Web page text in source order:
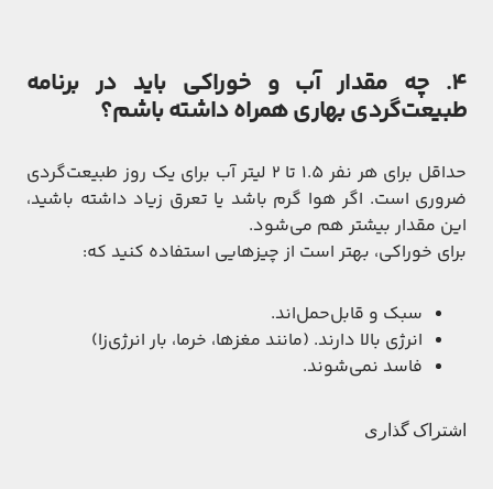
4. چه مقدار آب و خوراکی باید در برنامه
طبیعت‌گردی بهاری همراه داشته باشم؟
حداقل برای هر نفر 1.5 تا 2 لیتر آب برای یک روز طبیعت‌گردی
ضروری است. اگر هوا گرم باشد یا تعرق زیاد داشته باشید،
این مقدار بیشتر هم می‌شود.
برای خوراکی، بهتر است از چیزهایی استفاده کنید که:
سبک و قابل‌حمل‌اند.
انرژی بالا دارند. (مانند مغزها، خرما، بار انرژی‌زا)
فاسد نمی‌شوند.
اشتراک گذاری